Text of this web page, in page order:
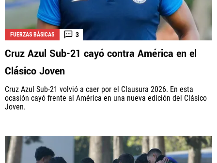
FUERZAS BÁSICAS 3
Cruz Azul Sub-21 cayó contra América en el
Clásico Joven
Cruz Azul Sub-21 volvió a caer por el Clausura 2026. En esta
ocasión cayó frente al América en una nueva edición del Clásico
Joven.